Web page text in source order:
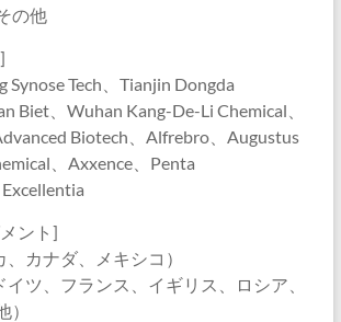
の他
Synose Tech、Tianjin Dongda
Biet、Wuhan Kang-De-Li Chemical、
Biotech、Alfrebro、Augustus
、Axxence、Penta
ント]
カナダ、メキシコ）
ツ、フランス、イギリス、ロシア、